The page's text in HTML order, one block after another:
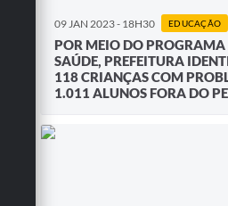
09 JAN 2023 - 18H30 EDUCAÇÃO
POR MEIO DO
SAÚDE, PREFEITURA
118 CRIANÇAS COM
1.011 ALUNOS FORA DO